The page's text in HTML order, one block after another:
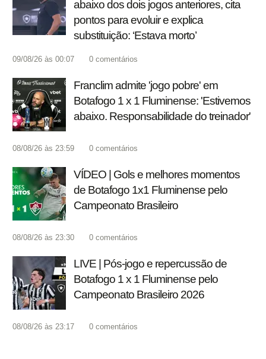
abaixo dos dois jogos anteriores, cita
pontos para evoluir e explica
substituição: ‘Estava morto’
09/08/26 às 00:07 0 comentários
Franclim admite 'jogo pobre' em
Botafogo 1 x 1 Fluminense: 'Estivemos
abaixo. Responsabilidade do treinador'
08/08/26 às 23:59 0 comentários
VÍDEO | Gols e melhores momentos
de Botafogo 1x1 Fluminense pelo
Campeonato Brasileiro
08/08/26 às 23:30 0 comentários
LIVE | Pós-jogo e repercussão de
Botafogo 1 x 1 Fluminense pelo
Campeonato Brasileiro 2026
08/08/26 às 23:17 0 comentários